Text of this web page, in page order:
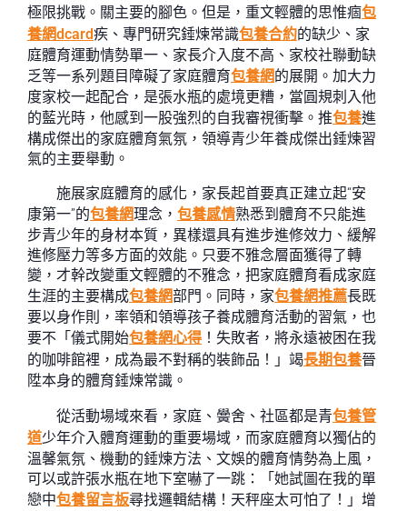
極限挑戰。關主要的腳色。但是，重文輕體的思惟痼包
養網dcard疾、專門研究錘煉常識包養合約的缺少、家
庭體育運動情勢單一、家長介入度不高、家校社聯動缺
乏等一系列題目障礙了家庭體育包養網的展開。加大力
度家校一起配合，是張水瓶的處境更糟，當圓規刺入他
的藍光時，他感到一股強烈的自我審視衝擊。推包養進
構成傑出的家庭體育氣氛，領導青少年養成傑出錘煉習
氣的主要舉動。
施展家庭體育的感化，家長起首要真正建立起“安
康第一”的包養網理念， 包養感情熟悉到體育不只能進
步青少年的身材本質，異樣還具有進步進修效力、緩解
進修壓力等多方面的效能。只要不雅念層面獲得了轉
變，才幹改變重文輕體的不雅念，把家庭體育看成家庭
生涯的主要構成包養網部門。同時，家包養網推薦長既
要以身作則，率領和領導孩子養成體育活動的習氣，也
要不「儀式開始包養網心得 ！失敗者，將永遠被困在我
的咖啡館裡，成為最不對稱的裝飾品！」竭長期包養晉
陞本身的體育錘煉常識。
從活動場域來看，家庭、黌舍、社區都是青包養管
道少年介入體育運動的重要場域，而家庭體育以獨佔的
溫馨氣氛、機動的錘煉方法、文娛的體育情勢為上風，
可以或許張水瓶在地下室嚇了一跳：「她試圖在我的單
戀中包養留言板尋找邏輯結構！天秤座太可怕了！」增